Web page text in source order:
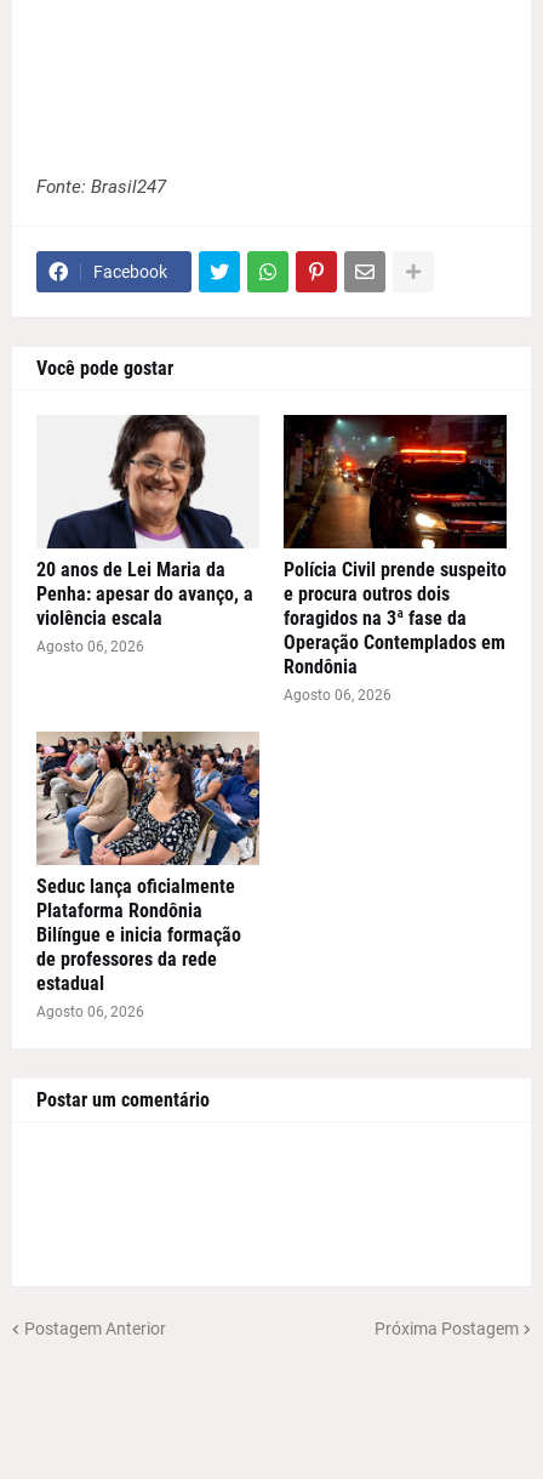
Fonte: Brasil247
Facebook
Você pode gostar
20 anos de Lei Maria da
Penha: apesar do avanço, a
violência escala
Agosto 06, 2026
Polícia Civil prende suspeito
e procura outros dois
foragidos na 3ª fase da
Operação Contemplados em
Rondônia
Agosto 06, 2026
Seduc lança oficialmente
Plataforma Rondônia
Bilíngue e inicia formação
de professores da rede
estadual
Agosto 06, 2026
Postar um comentário
Postagem Anterior Próxima Postagem